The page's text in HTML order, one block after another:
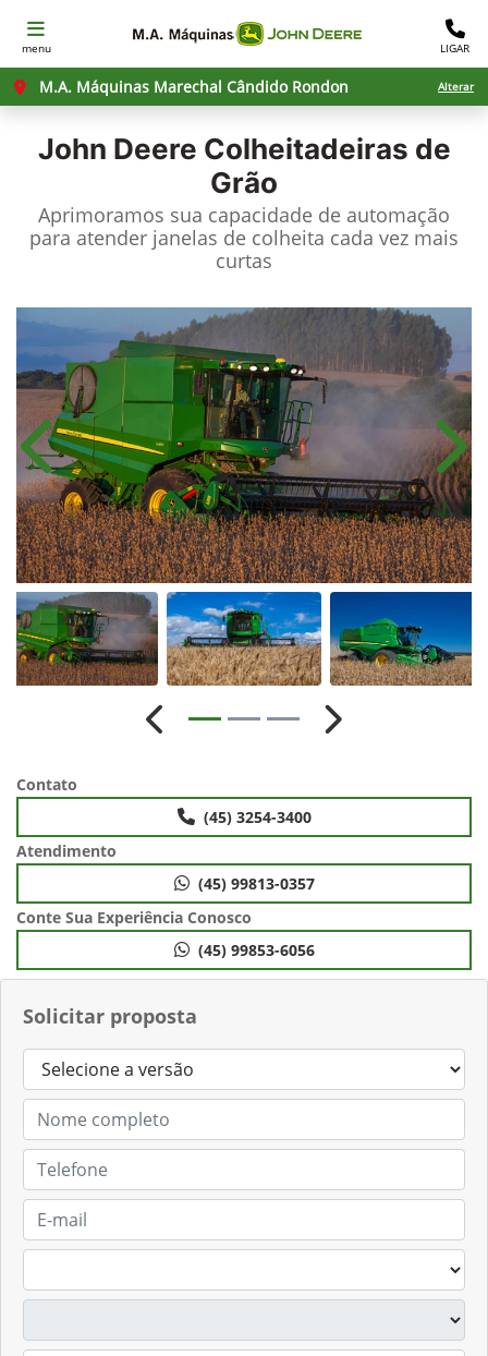
menu LIGAR
M.A. Máquinas Marechal Cândido Rondon Alterar
John Deere Colheitadeiras de
Grão
Aprimoramos sua capacidade de automação
para atender janelas de colheita cada vez mais
curtas
Solicitar proposta
Anterior
Anterior Próximo
Contato
(45) 3254-3400
Atendimento
(45) 99813-0357
Conte Sua Experiência Conosco
(45) 99853-6056